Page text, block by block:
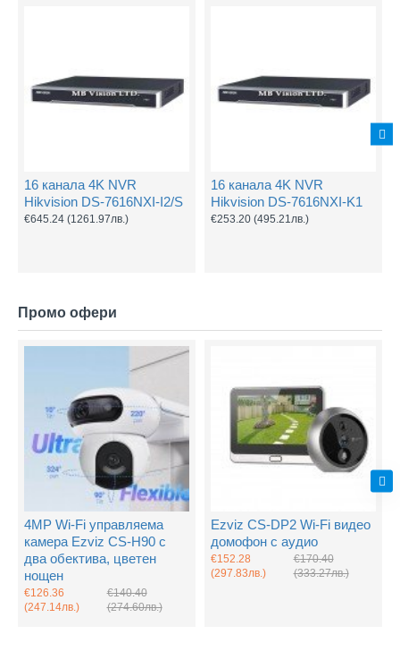
16 канала 4K NVR
Hikvision DS-7616NXI-I2/S
€645.24 (1261.97лв.)
16 канала 4K NVR
Hikvision DS-7616NXI-K1
€253.20 (495.21лв.)
Промо офери
4MP Wi-Fi управляема
камера Ezviz CS-H90 с
два обектива, цветен
нощен
€126.36
(247.14лв.)
€140.40
(274.60лв.)
Ezviz CS-DP2 Wi-Fi видео
домофон с аудио
€152.28
(297.83лв.)
€170.40
(333.27лв.)